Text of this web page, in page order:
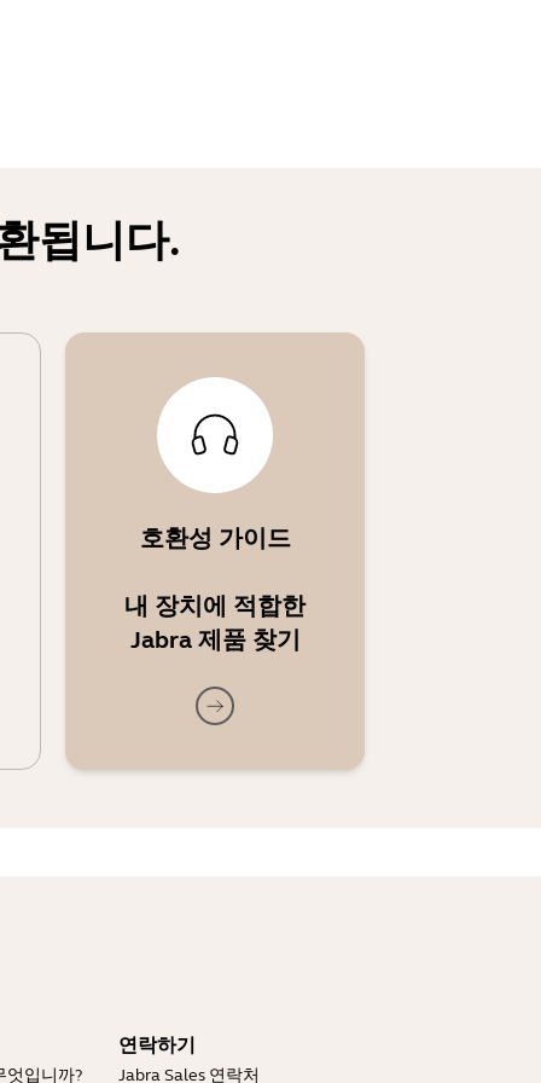
됩니다.
호환성 가이드
내 장치에 적합한
Jabra 제품 찾기
엇입니까?
연락하기
Jabra Sales 연락처